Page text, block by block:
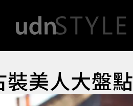
美人大盤點